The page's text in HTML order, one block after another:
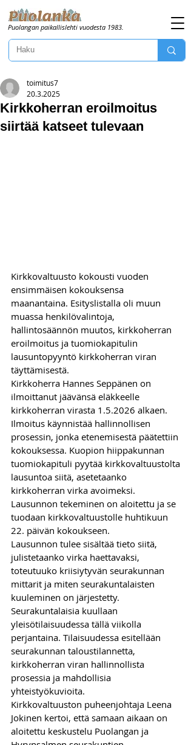
Puolangan paikallislehti vuodesta 1983.
Kirkkoherran eroilmoitus
siirtää katseet tulevaan
toimitus7
20.3.2025
Kirkkovaltuusto kokousti vuoden
ensimmäisen kokouksensa
maanantaina. Esityslistalla oli muun
muassa henkilövalintoja,
hallintosäännön muutos, kirkkoherran
eroilmoitus ja tuomiokapitulin
lausuntopyyntö kirkkoherran viran
täyttämisestä.
Kirkkoherra Hannes Seppänen on
ilmoittanut jäävänsä eläkkeelle
kirkkoherran virasta 1.5.2026 alkaen.
Ilmoitus käynnistää hallinnollisen
prosessin, jonka etenemisestä päätettiin
kokouksessa. Kuopion hiippakunnan
tuomiokapituli pyytää kirkkovaltuustolta
lausuntoa siitä, asetetaanko
kirkkoherran virka avoimeksi.
Lausunnon tekeminen on aloitettu ja se
tuodaan kirkkovaltuustolle huhtikuun
22. päivän kokoukseen.
Lausunnon tulee sisältää tieto siitä,
julistetaanko virka haettavaksi,
toteutuuko kriisiytyvän seurakunnan
mittarit ja miten seurakuntalaisten
kuuleminen on järjestetty.
Seurakuntalaisia kuullaan
yleisötilaisuudessa tällä viikolla
perjantaina. Tilaisuudessa esitellään
seurakunnan taloustilannetta,
kirkkoherran viran hallinnollista
prosessia ja mahdollisia
yhteistyökuvioita.
Kirkkovaltuuston puheenjohtaja Leena
Jokinen kertoi, että samaan aikaan on
aloitettu keskustelu Puolangan ja